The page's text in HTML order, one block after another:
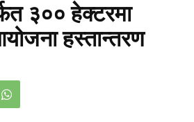
३०० हेक्टरमा
हस्तान्तरण